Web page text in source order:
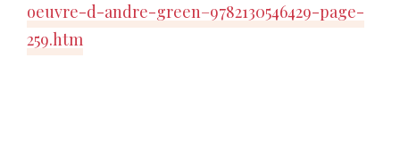
oeuvre-d-andre-green–9782130546429-page-
259.htm